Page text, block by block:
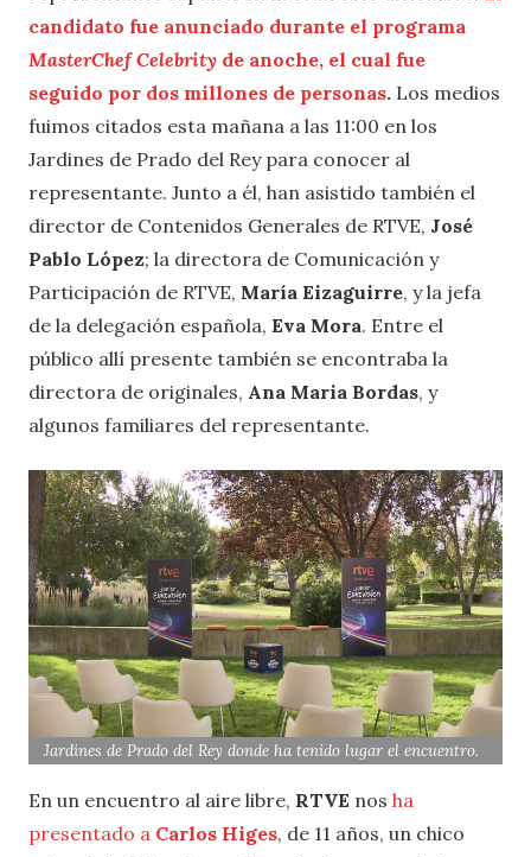
candidato fue anunciado durante el programa
MasterChef Celebrity de anoche, el cual fue
seguido por dos millones de personas. Los medios
fuimos citados esta mañana a las 11:00 en los
Jardines de Prado del Rey para conocer al
representante. Junto a él, han asistido también el
director de Contenidos Generales de RTVE, José
Pablo López; la directora de Comunicación y
Participación de RTVE, María Eizaguirre, y la jefa
de la delegación española, Eva Mora. Entre el
público allí presente también se encontraba la
directora de originales, Ana Maria Bordas, y
algunos familiares del representante.
Jardines de Prado del Rey donde ha tenido lugar el encuentro.
En un encuentro al aire libre, RTVE nos ha
presentado a Carlos Higes, de 11 años, un chico